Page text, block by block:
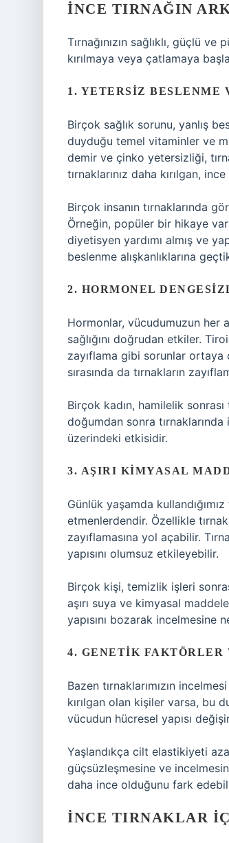
İNCE TIRNAĞIN
Tırnağınızın sağlıklı, güçlü
kırılmaya veya çatlamaya
1. YETERSIZ
Birçok sağlık sorunu, yanlış
duyduğu temel vitaminler ve
demir ve çinko yetersizliği,
tırnaklarınız daha kırılgan,
Birçok insanın tırnaklarında
Örneğin, popüler bir hikaye
diyetisyen yardımı almış ve
beslenme alışkanlıklarına
2. HORMONEL
Hormonlar, vücudumuzun her
sağlığını doğrudan etkiler.
zayıflama gibi sorunlar
sırasında da tırnakların
Birçok kadın, hamilelik sonrası
doğumdan sonra
üzerindeki etkisidir.
3. AŞIRI KIMYASAL
Günlük yaşamda
etmenlerdendir. Özellikle
zayıflamasına yol açabilir.
yapısını olumsuz etkileyebilir.
Birçok kişi, temizlik işleri
aşırı suya ve kimyasal
yapısını bozarak incelmesine
4. GENETIK FAKTÖRLER
Bazen tırnaklarımızın
kırılgan olan kişiler varsa, bu
vücudun hücresel yapısı
Yaşlandıkça cilt elastikiyeti
güçsüzleşmesine ve
daha ince olduğunu fark
İNCE TIRNAKLAR